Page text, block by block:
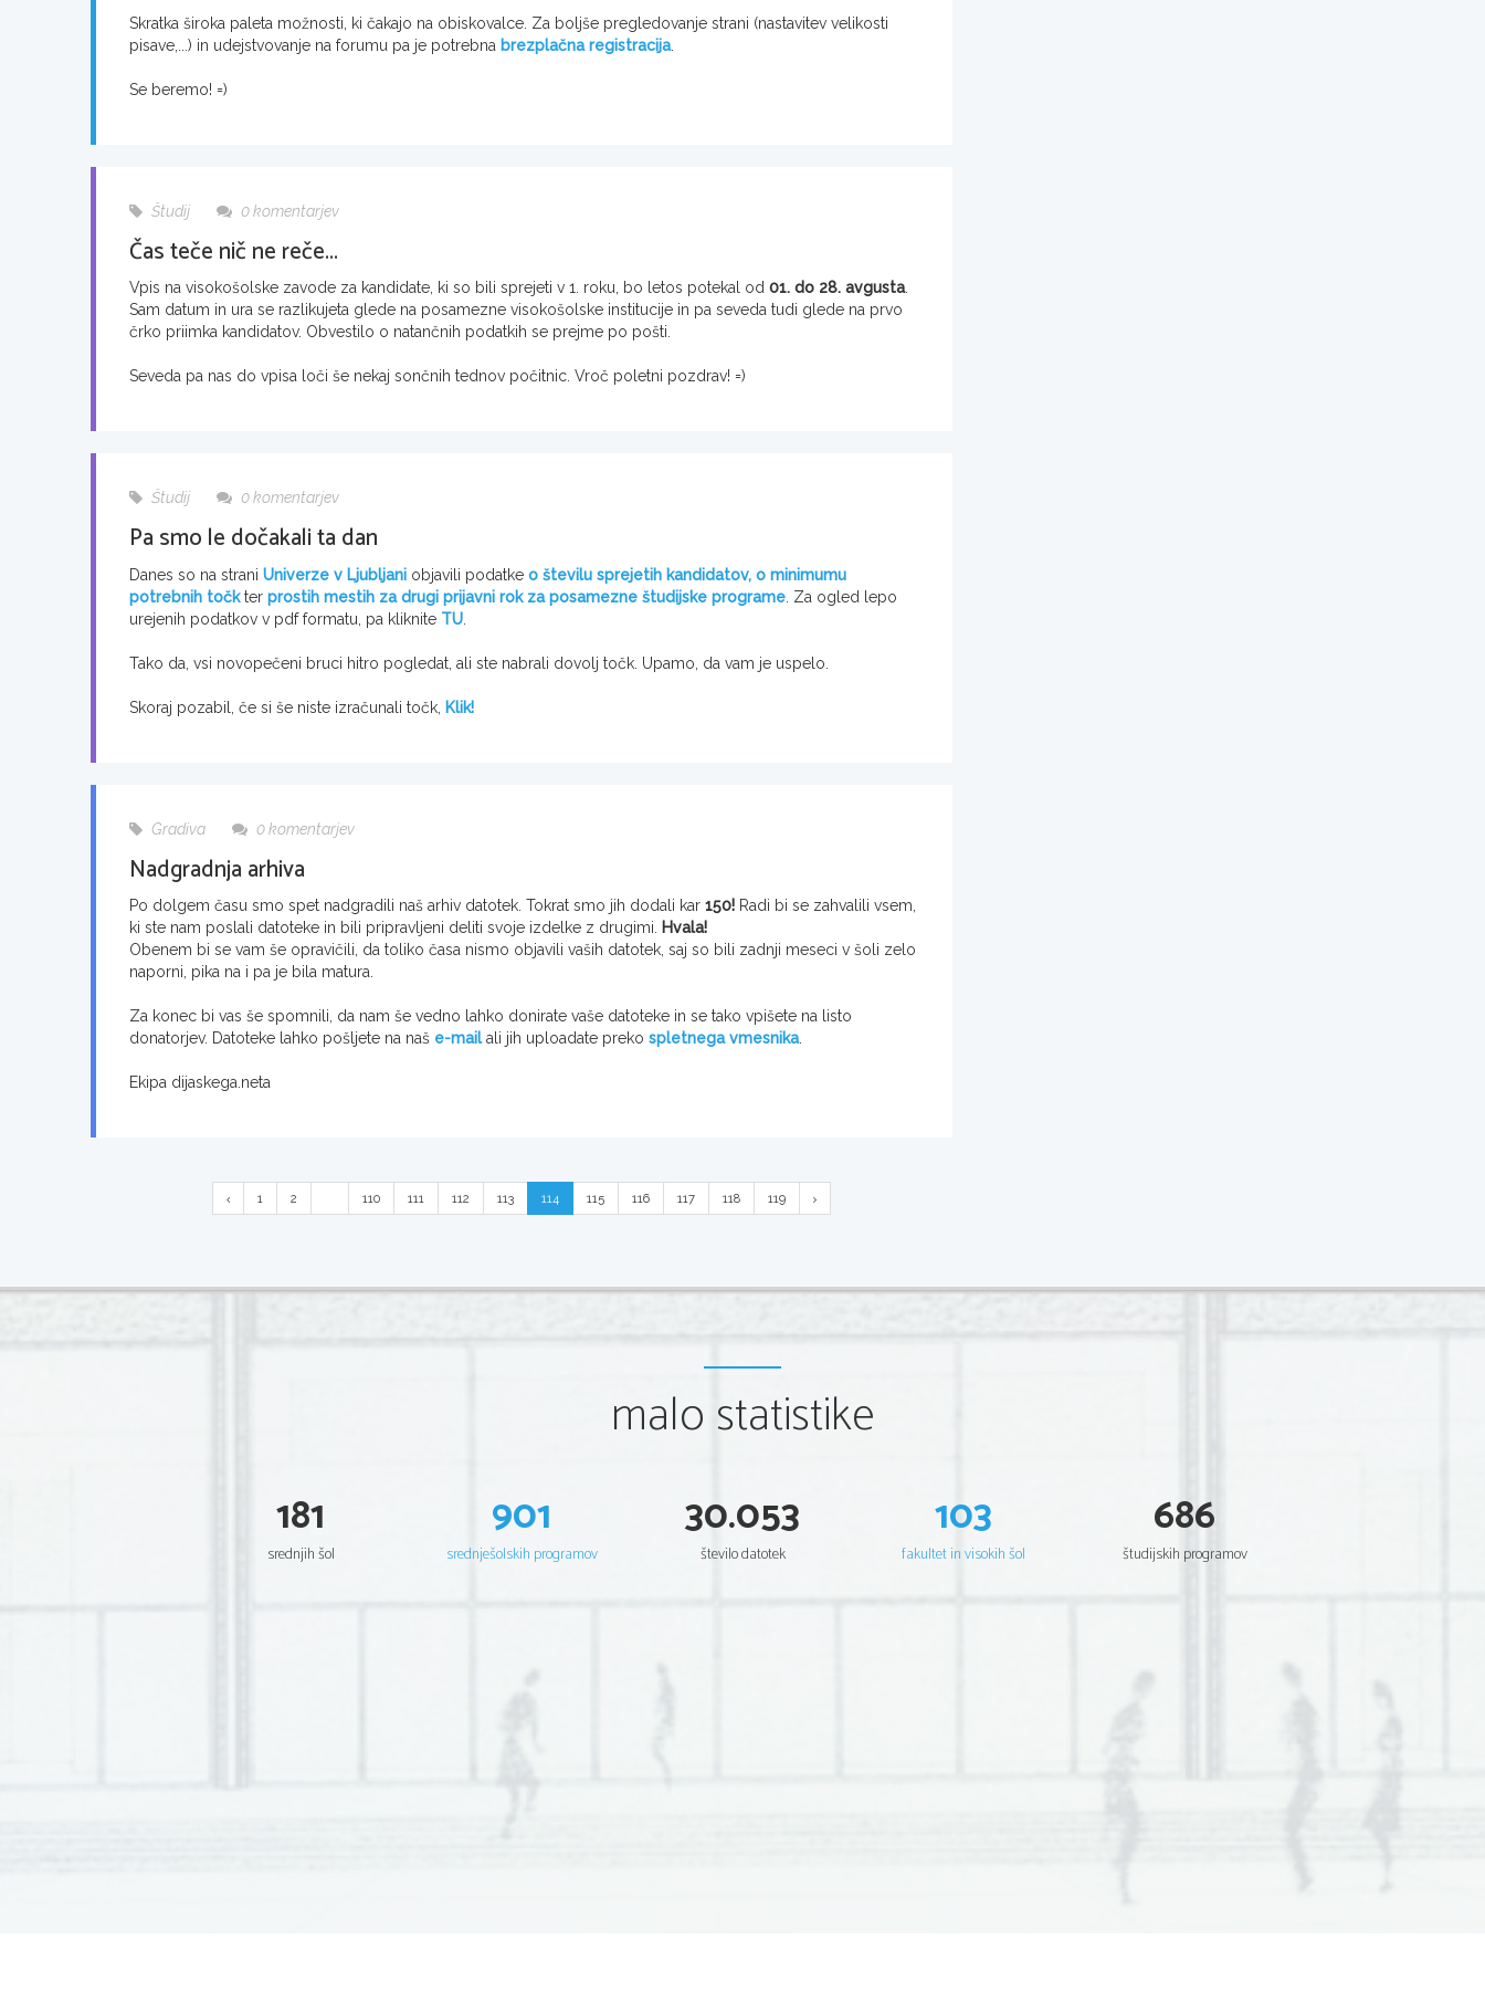
Skratka široka paleta možnosti, ki čakajo na obiskovalce. Za boljše pregledovanje strani (nastavitev velikosti
pisave,...) in udejstvovanje na forumu pa je potrebna brezplačna registracija.
Se beremo! =)
Študij 0 komentarjev
Čas teče nič ne reče...
Vpis na visokošolske zavode za kandidate, ki so bili sprejeti v 1. roku, bo letos potekal od 01. do 28. avgusta.
Sam datum in ura se razlikujeta glede na posamezne visokošolske institucije in pa seveda tudi glede na prvo
črko priimka kandidatov. Obvestilo o natančnih podatkih se prejme po pošti.
Seveda pa nas do vpisa loči še nekaj sončnih tednov počitnic. Vroč poletni pozdrav! =)
Študij 0 komentarjev
Pa smo le dočakali ta dan
Danes so na strani Univerze v Ljubljani objavili podatke o številu sprejetih kandidatov, o minimumu
potrebnih točkter prostih mestih za drugi prijavni rok za posamezne študijske programe . Za ogled lepo
urejenih podatkov v pdf formatu, pa kliknite TU
Tako da, vsi novopečeni bruci hitro pogledat, ali ste nabrali dovolj točk. Upamo, da vam je uspelo.
Skoraj pozabil, če si še niste izračunali točk, Klik!
Gradiva 0 komentarjev
Nadgradnja arhiva
Po dolgem času smo spet nadgradili naš arhiv datotek. Tokrat smo jih dodali kar 150! Radi bi se zahvalili vsem,
ki ste nam poslali datoteke in bili pripravljeni deliti svoje izdelke z drugimi.
Hvala!
Obenem bi se vam še opravičili, da toliko časa nismo objavili vaših datotek, saj so bili zadnji meseci v šoli zelo
naporni, pika na i pa je bila matura.
Za konec bi vas še spomnili, da nam še vedno lahko donirate vaše datoteke in se tako vpišete na listo
donatorjev. Datoteke lahko pošljete na naš e-mailali jih uploadate preko spletnega vmesnika.
Ekipa dijaskega.neta
1 2 110 111 112 113 114 115 116 117 118 119
malo statistike
181
srednjih šol
901
srednješolskih programov
30.053
število datotek
103
fakultet in visokih šol
686
študijskih programov